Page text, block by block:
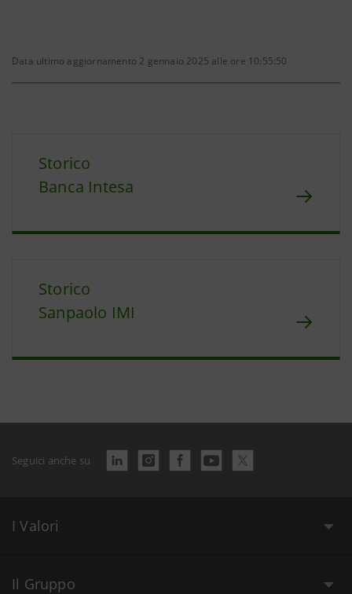
Data ultimo aggiornamento 2 gennaio 2025 alle ore 10:55:50
Storico
Banca Intesa
Storico
Sanpaolo IMI
Seguici anche su
I Valori
Il Gruppo